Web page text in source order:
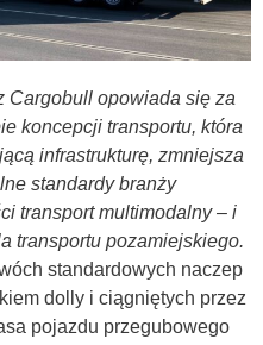
Cargobull opowiada się za
koncepcji transportu, która
infrastrukturę, zmniejsza
standardy branży
transport multimodalny – i
transportu pozamiejskiego.
standardowych naczep
dolly i ciągniętych przez
pojazdu przegubowego